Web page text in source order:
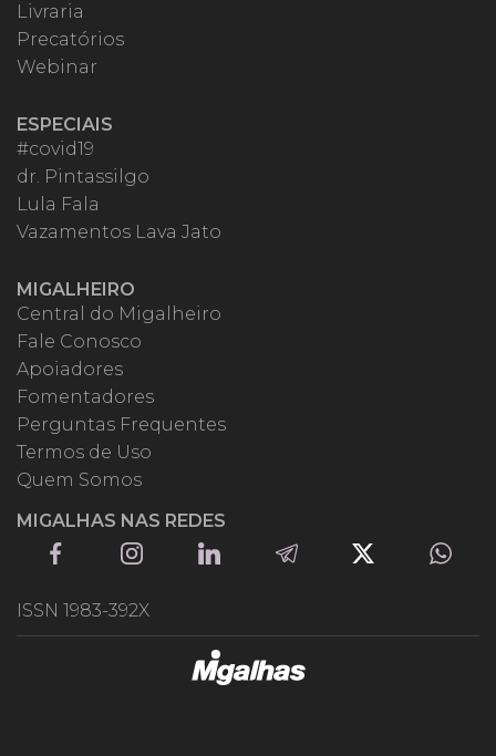
Livraria
Precatórios
Webinar
ESPECIAIS
#covid19
dr. Pintassilgo
Lula Fala
Vazamentos Lava Jato
MIGALHEIRO
Central do Migalheiro
Fale Conosco
Apoiadores
Fomentadores
Perguntas Frequentes
Termos de Uso
Quem Somos
MIGALHAS NAS REDES
ISSN 1983-392X